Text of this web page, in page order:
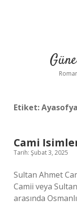
Etiket:
Cami
Tarih: Şubat 3, 2025
Sultan Ahmet
Camii veya
arasında